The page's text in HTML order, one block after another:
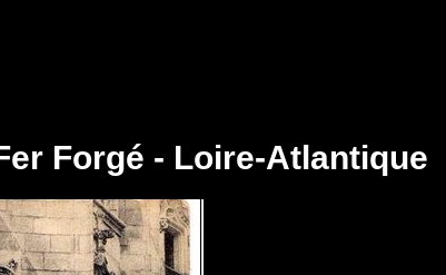
Forgé - Loire-Atlantique